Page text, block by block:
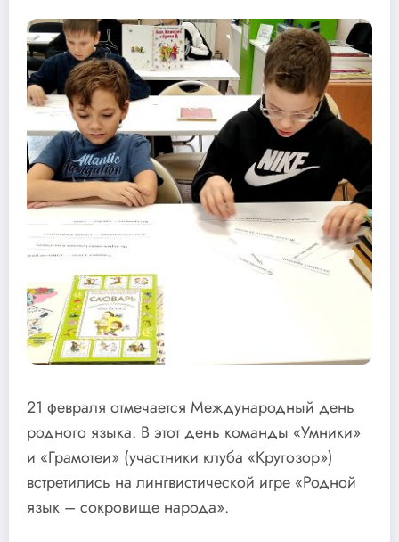
21 февраля отмечается Международный день
родного языка. В этот день команды «Умники»
и «Грамотеи» (участники клуба «Кругозор»)
встретились на лингвистической игре «Родной
язык – сокровище народа».